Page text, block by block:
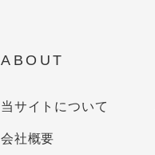
ABOUT
当サイトについて
会社概要